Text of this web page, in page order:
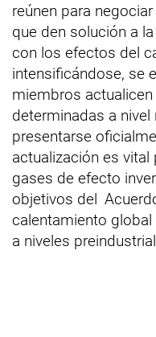
reúnen para
que den solución a
con los efectos del
intensificándose, se
miembros
determinadas a nivel
presentarse
actualización es
gases de efecto
objetivos del
calentamiento
a niveles